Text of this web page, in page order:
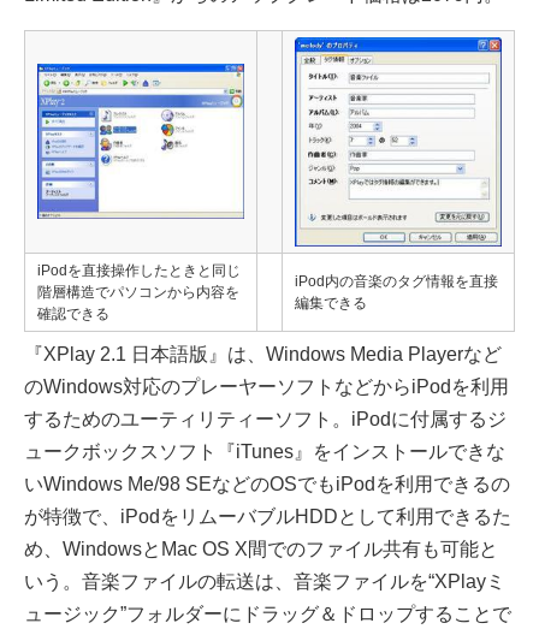
iPodを直接操作したときと同じ
階層構造でパソコンから内容を
確認できる
iPod内の音楽のタグ情報を直接
編集できる
『XPlay 2.1 日本語版』は、Windows Media Playerなど
のWindows対応のプレーヤーソフトなどからiPodを利用
するためのユーティリティーソフト。iPodに付属するジ
ュークボックスソフト『iTunes』をインストールできな
いWindows Me/98 SEなどのOSでもiPodを利用できるの
が特徴で、iPodをリムーバブルHDDとして利用できるた
め、WindowsとMac OS X間でのファイル共有も可能と
いう。音楽ファイルの転送は、音楽ファイルを“XPlayミ
ュージック”フォルダーにドラッグ＆ドロップすることで